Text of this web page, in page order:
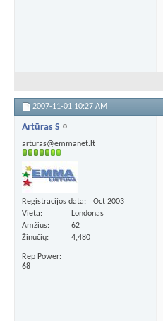
2007-11-01 10:27 AM
Artūras S
arturas@emmanet.lt
Registracijos data
Oct 2003
Vieta
Londonas
Amžius
62
Žinučių
4,480
Rep Power
68